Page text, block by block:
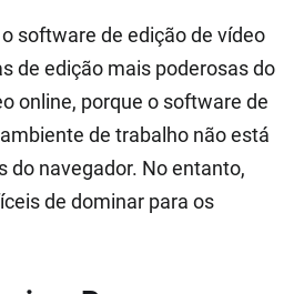
software de edição de vídeo
de edição mais poderosas do
online, porque o software de
de trabalho não está
do navegador. No entanto,
de dominar para os